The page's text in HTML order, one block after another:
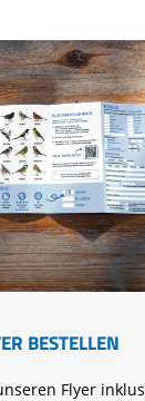
BESTELLEN
Flyer